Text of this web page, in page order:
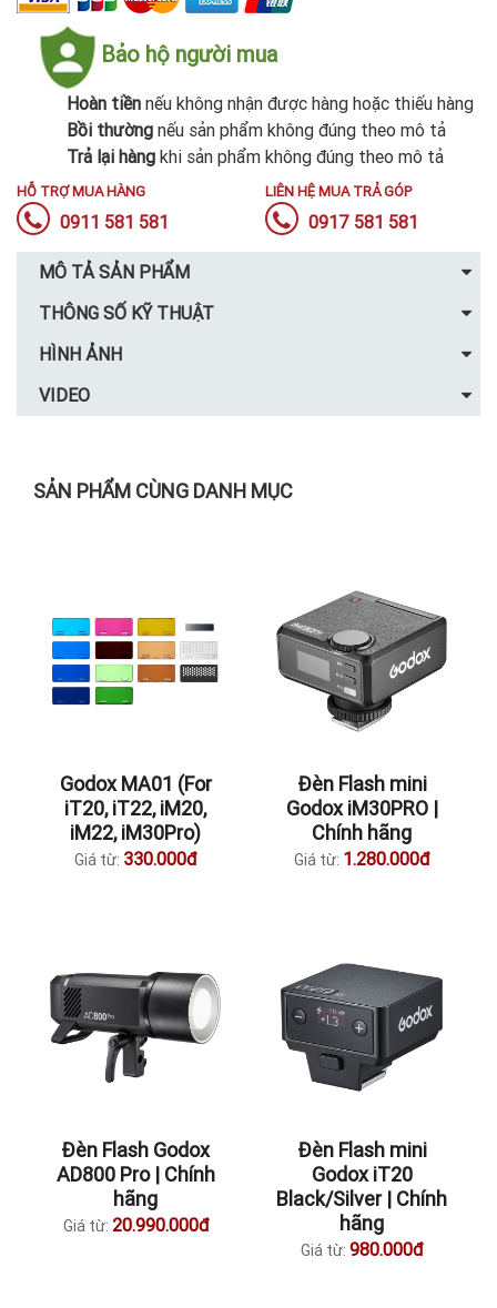
Bảo hộ người mua
Hoàn tiền nếu không nhận được hàng hoặc thiếu hàng
Bồi thường nếu sản phẩm không đúng theo mô tả
Trả lại hàng khi sản phẩm không đúng theo mô tả
HỖ TRỢ MUA HÀNG
0911 581 581
LIÊN HỆ MUA TRẢ GÓP
0917 581 581
MÔ TẢ SẢN PHẨM
THÔNG SỐ KỸ THUẬT
HÌNH ẢNH
VIDEO
SẢN PHẨM CÙNG DANH MỤC
Godox MA01 (For
iT20, iT22, iM20,
iM22, iM30Pro)
Giá từ: 330.000đ
Đèn Flash mini
Godox iM30PRO |
Chính hãng
Giá từ: 1.280.000đ
Đèn Flash Godox
AD800 Pro | Chính
hãng
Giá từ: 20.990.000đ
Đèn Flash mini
Godox iT20
Black/Silver | Chính
hãng
Giá từ: 980.000đ